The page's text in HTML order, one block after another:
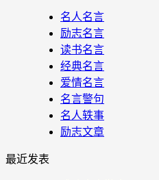
名人名言
励志名言
读书名言
经典名言
爱情名言
名言警句
名人轶事
励志文章
最近发表